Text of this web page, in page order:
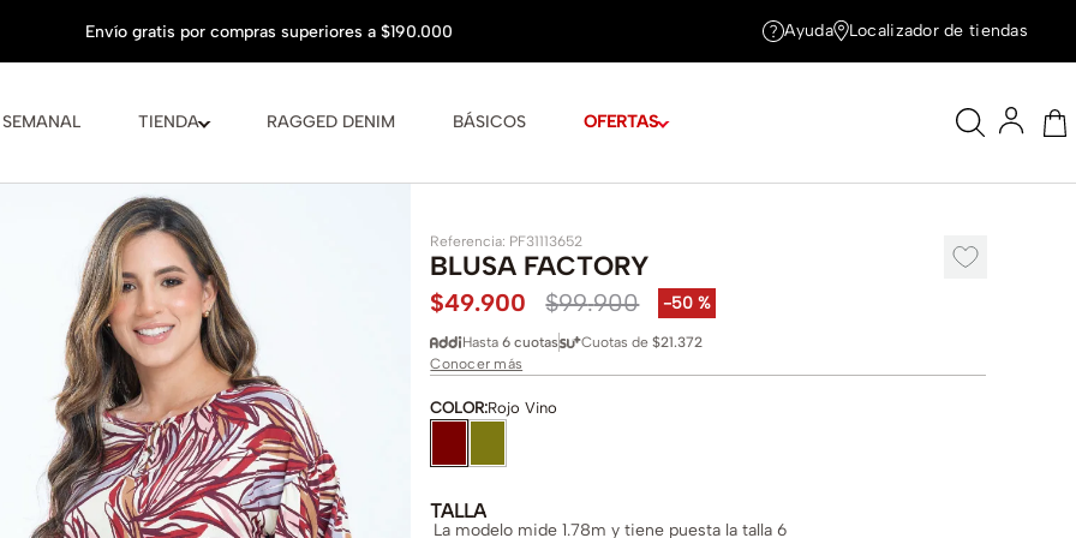
TIENDA RAGGED DENIM BÁSICOS OFERTAS
Ayuda Localizador de tiendas
Referencia: PF31113652
BLUSA FACTORY
$49.900 $99.900 -50 %
Hasta6 cuotas Cuotas de$21.372
Conocer más
COLOR:Rojo Vino
TALLA
La modelo mide 1.78m y tiene puesta la talla 6